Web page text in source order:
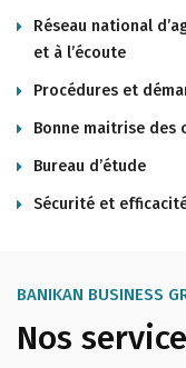
Réseau national
et à l’écoute
Procédures et
Bonne maitrise des
Bureau d’étude
Sécurité et
BANIKAN BUSINESS
Nos